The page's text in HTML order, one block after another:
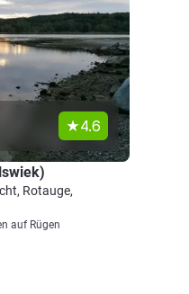
4.6
Rotauge,
auf Rügen